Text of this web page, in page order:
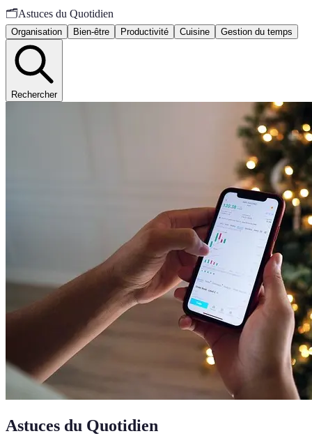
🗂️Astuces du Quotidien
Organisation Bien-être Productivité Cuisine Gestion du temps
Rechercher
Astuces du Quotidien